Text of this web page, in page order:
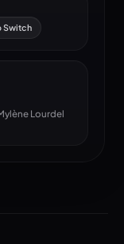
Switch
Lourdel